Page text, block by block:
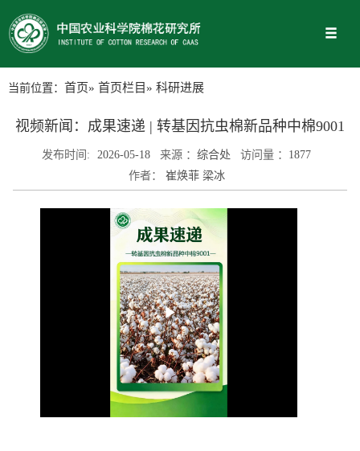
当前位置： 首页» 首页栏目» 科研进展
视频新闻：成果速递 | 转基因抗虫棉新品种中棉9001
发布时间: 2026-05-18 来源 ： 综合处 访问量 ： 1877
作者：
崔焕菲 梁冰
Play
Video